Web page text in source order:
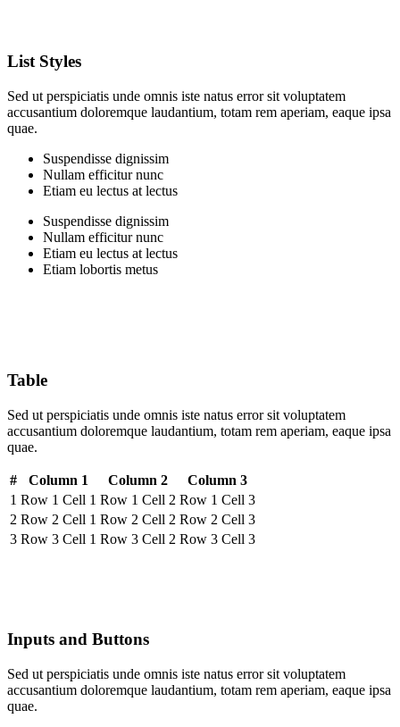
List Styles
Sed ut perspiciatis unde omnis iste natus error sit voluptatem
accusantium doloremque laudantium, totam rem aperiam, eaque ipsa
quae.
Suspendisse dignissim
Nullam efficitur nunc
Etiam eu lectus at lectus
Suspendisse dignissim
Nullam efficitur nunc
Etiam eu lectus at lectus
Etiam lobortis metus
Table
Sed ut perspiciatis unde omnis iste natus error sit voluptatem
accusantium doloremque laudantium, totam rem aperiam, eaque ipsa
quae.
# Column 1 Column 2
Column 3
1 Row 1 Cell 1 Row 1 Cell 2 Row 1 Cell 3
2 Row 2 Cell 1 Row 2 Cell 2 Row 2 Cell 3
3 Row 3 Cell 1 Row 3 Cell 2 Row 3 Cell 3
Inputs and Buttons
Sed ut perspiciatis unde omnis iste natus error sit voluptatem
accusantium doloremque laudantium, totam rem aperiam, eaque ipsa
quae.